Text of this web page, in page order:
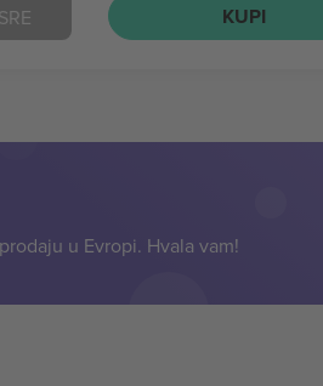
SRE KUPI
u Evropi. Hvala vam!